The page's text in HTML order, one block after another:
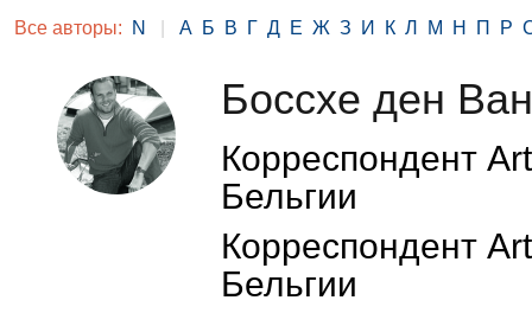
Все авторы: N А Б В Г Д Е Ж З И К Л М Н П Р
Боссхе ден
Корреспондент
Бельгии
Корреспондент
Бельгии